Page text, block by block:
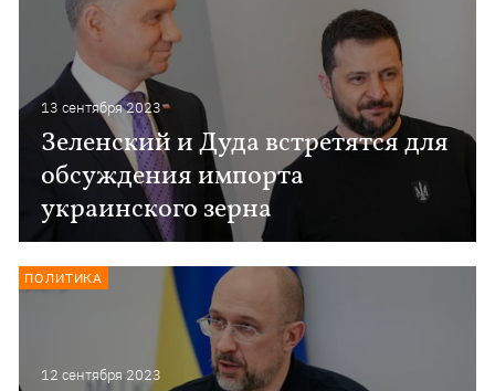
13 сентября 2023
Зеленский и Дуда встретятся для
обсуждения импорта
украинского зерна
12 сентября 2023
ПОЛИТИКА